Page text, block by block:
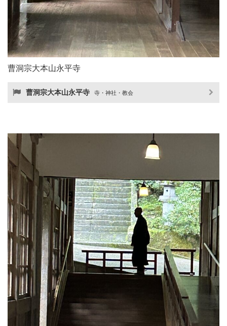
曹洞宗大本山永平寺
曹洞宗大本山永平寺 寺・神社・教会